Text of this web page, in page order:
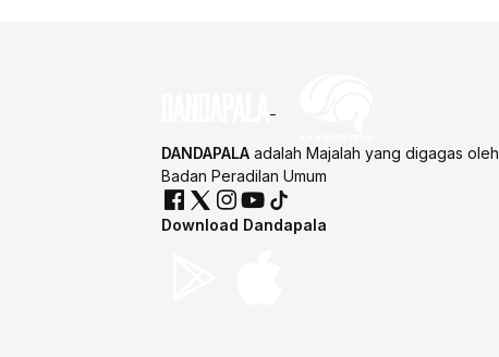
DANDAPALA adalah Majalah yang digagas oleh
Badan Peradilan Umum
Download Dandapala